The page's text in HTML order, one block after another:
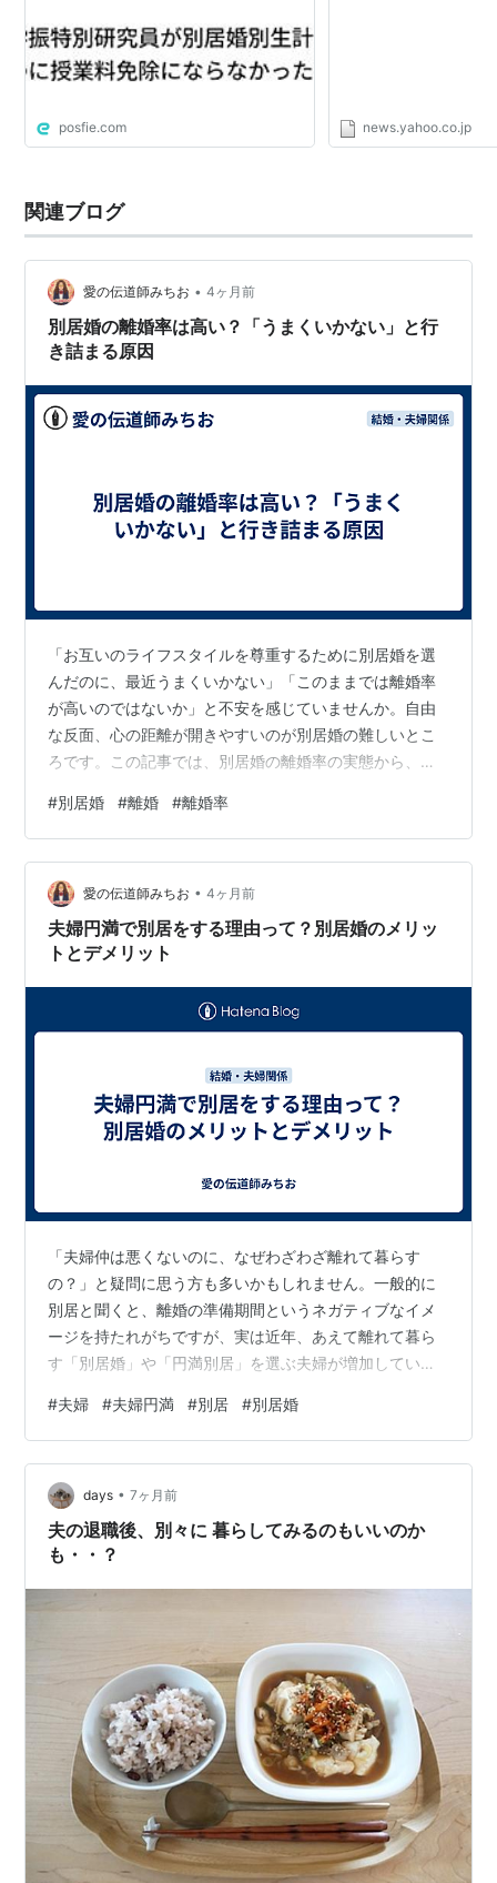
posfie.com news.yahoo.co.jp
関連ブログ
愛の伝道師みちお • 4ヶ月前
別居婚の離婚率は高い？「うまくいかない」と行
き詰まる原因
「お互いのライフスタイルを尊重するために別居婚を選
んだのに、最近うまくいかない」「このままでは離婚率
が高いのではないか」と不安を感じていませんか。自由
な反面、心の距離が開きやすいのが別居婚の難しいとこ
ろです。この記事では、別居婚の離婚率の実態から、行
するための具体的な解決策までを網羅的に解説します。
二人の関係をより良くするためのヒントが見つかるはず
ですので、ぜひ最後までお読みください。 別居婚の離婚
率は本当に高い？実態と現状から読み解く 別居婚に特化
した公的な離婚率データは存在しない 別居婚の離婚率が
高いのかどうか、気になっている方は多いでしょ…
#別居婚 #離婚 #離婚率
愛の伝道師みちお • 4ヶ月前
夫婦円満で別居をする理由って？別居婚のメリッ
トとデメリット
「夫婦仲は悪くないのに、なぜわざわざ離れて暮らす
の？」と疑問に思う方も多いかもしれません。一般的に
別居と聞くと、離婚の準備期間というネガティブなイメ
ージを持たれがちですが、実は近年、あえて離れて暮ら
す「別居婚」や「円満別居」を選ぶ夫婦が増加していま
的な理由や、別居婚ならではのメリットとデメリットを
詳しく解説していきます。さらに、離れて暮らしても良
好な関係を保つための秘訣も余すところなくお伝えして
いく構成です。 この記事をお読みいただくことで、世間
体にとらわれない新しい夫婦のあり方について深く理解
できるようになります。現在の夫婦関係に少しでも窮…
#夫婦 #夫婦円満 #別居 #別居婚
days • 7ヶ月前
夫の退職後、別々に 暮らしてみるのもいいのか
も・・？